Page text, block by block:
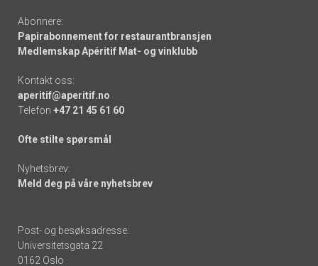
Abonnere:
Papirabonnement for restaurantbransjen
Medlemskap Apéritif Mat- og vinklubb
Kontakt oss:
aperitif@aperitif.no
Telefon +47 21 45 61 60
Ofte stilte spørsmål
Nyhetsbrev:
Meld deg på våre nyhetsbrev
Post- og besøksadresse:
Universitetsgata 22
0162 Oslo